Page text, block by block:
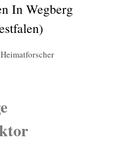
In Wegberg
Heimatforscher